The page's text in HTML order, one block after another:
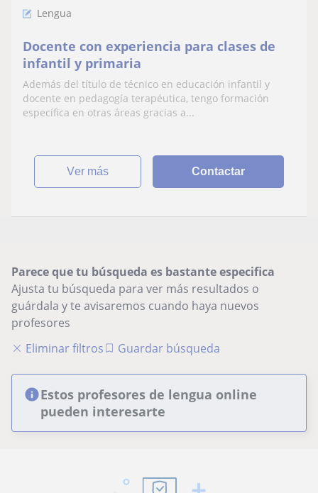
Lengua
Docente con experiencia para clases de
infantil y primaria
Además del título de técnico en educación infantil y
docente en pedagogía terapéutica, tengo formación
específica en otras áreas gracias a...
ver más Contactar
Parece que tu búsqueda es bastante especifica
Ajusta tu búsqueda para ver más resultados o
guárdala y te avisaremos cuando haya nuevos
profesores
Eliminar filtros
Guardar búsqueda
Estos profesores de lengua online
pueden interesarte